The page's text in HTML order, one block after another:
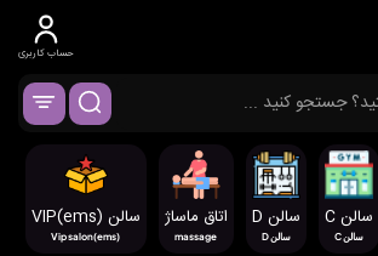
حساب کاربری
سالن C
سالن C
سالن D
سالن D
اتاق ماساژ
‌massage
سالن VIP(ems)
Vip salon(ems)